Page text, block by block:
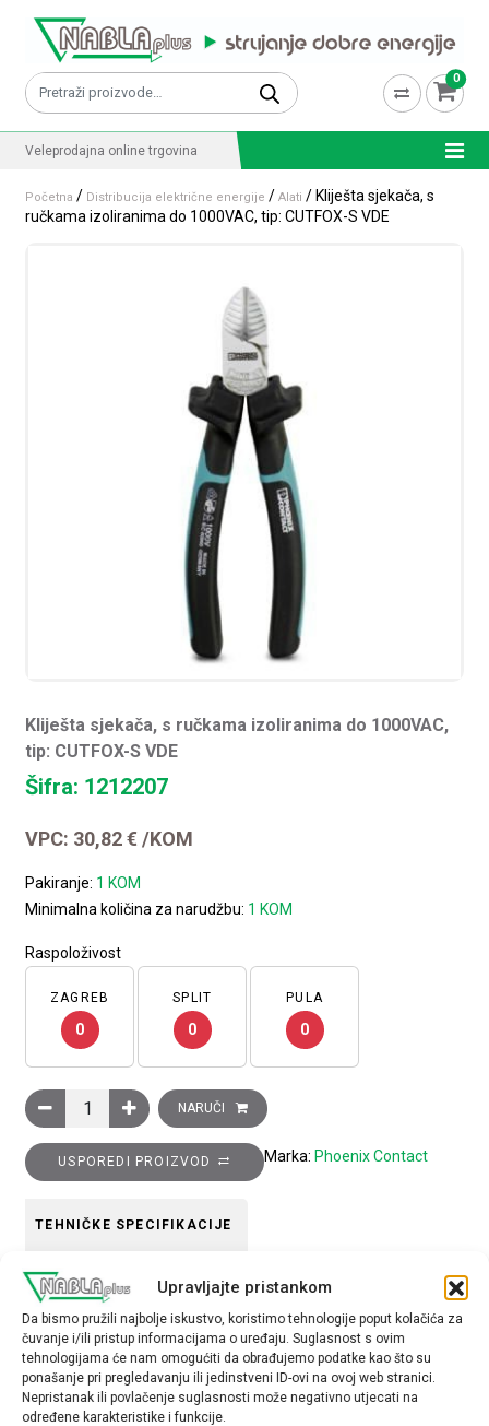
Upravljajte pristankom
Da bismo pružili najbolje iskustvo, koristimo tehnologije poput kolačića za
čuvanje i/ili pristup informacijama o uređaju. Suglasnost s ovim
tehnologijama će nam omogućiti da obrađujemo podatke kao što su
ponašanje pri pregledavanju ili jedinstveni ID-ovi na ovoj web stranici.
Nepristanak ili povlačenje suglasnosti može negativno utjecati na
određene karakteristike i funkcije.
Pretraži: 0
Veleprodajna online trgovina
Početna / Distribucija električne energije /Alati / Kliješta sjekača, s
ručkama izoliranima do 1000VAC, tip: CUTFOX-S VDE
Kliješta sjekača, s ručkama izoliranima do 1000VAC,
tip: CUTFOX-S VDE
Šifra: 1212207
VPC: 30,82€ /KOM
Pakiranje: 1 KOM
Minimalna količina za narudžbu: 1 KOM
Raspoloživost
ZAGREB
0
SPLIT
0
PULA
0
Kliješta sjekača, s ručkama izoliranima do 1000VAC, tip:
NARUČI
USPOREDI PROIZVOD Marka: Phoenix Contact
TEHNIČKE SPECIFIKACIJE
materijal
plastika